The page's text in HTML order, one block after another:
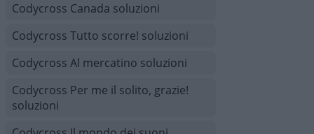
Codycross Canada soluzioni
Codycross Tutto scorre! soluzioni
Codycross Al mercatino soluzioni
Codycross Per me il solito, grazie!
soluzioni